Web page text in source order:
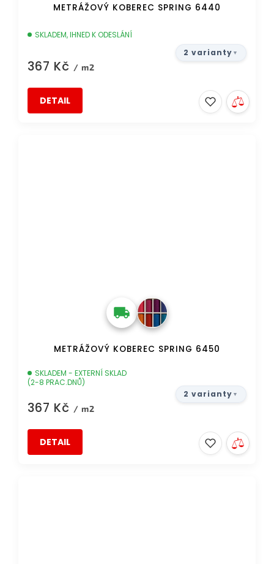
METRÁŽOVÝ KOBEREC SPRING 6440
SKLADEM, IHNED K ODESLÁNÍ
367 Kč / m2
DETAIL
2 varianty
METRÁŽOVÝ KOBEREC SPRING 6450
SKLADEM - EXTERNÍ SKLAD
(2-8 PRAC.DNŮ)
367 Kč / m2
DETAIL
2 varianty